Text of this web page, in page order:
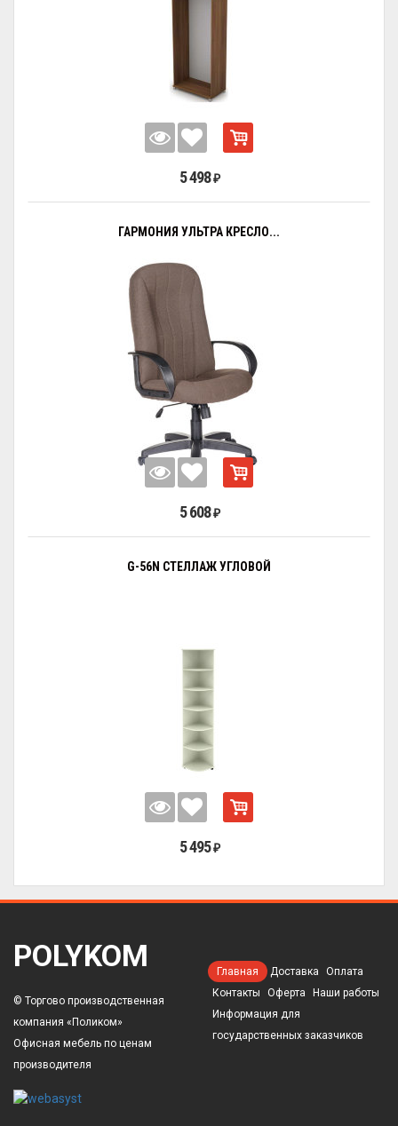
5 498 ₽
ГАРМОНИЯ УЛЬТРА КРЕСЛО...
5 608 ₽
G-56N СТЕЛЛАЖ УГЛОВОЙ
5 495 ₽
POLYKOM
© Торгово производственная
компания «Поликом»
Офисная мебель по ценам
производителя
Главная Доставка
Оплата
Контакты
Оферта
Наши работы
Информация для
государственных заказчиков